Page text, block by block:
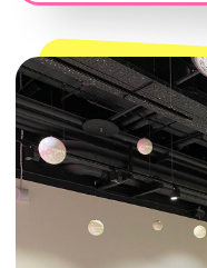
ИП Проворный Алексей Алексеевич
ИНН 667114098580
ОГРНИП 320665800076581
© 2021-2025 Macrocosm ®
Оферта
Пользовательское соглашение
данных